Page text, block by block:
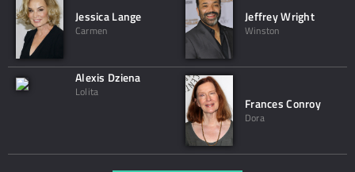
Jessica Lange
Carmen
Jeffrey Wright
Winston
Alexis Dziena
Lolita
Frances Conroy
Dora